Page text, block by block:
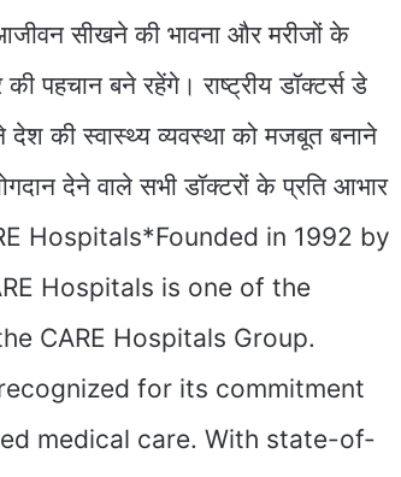
सीखने की भावना और मरीजों के
पहचान बने रहेंगे। राष्ट्रीय डॉक्टर्स डे
देश की स्वास्थ्य व्यवस्था को मजबूत बनाने
देने वाले सभी डॉक्टरों के प्रति आभार
Hospitals*Founded in 1992 by
Hospitals is one of the
CARE Hospitals Group.
for its commitment
medical care. With state-of-